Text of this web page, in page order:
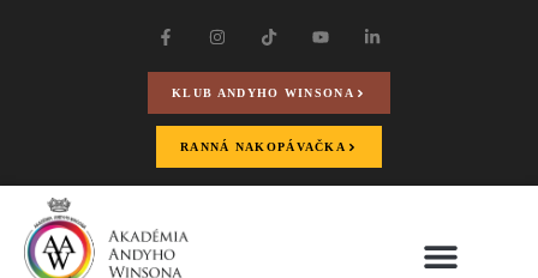
KLUB ANDYHO WINSONA
RANNÁ NAKOPÁVAČKA